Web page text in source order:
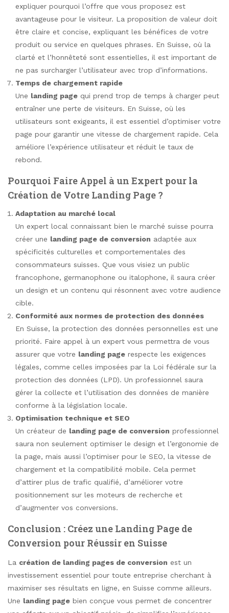
expliquer pourquoi l’offre que vous proposez est
avantageuse pour le visiteur. La proposition de valeur doit
être claire et concise, expliquant les bénéfices de votre
produit ou service en quelques phrases. En Suisse, où la
clarté et l’honnêteté sont essentielles, il est important de
ne pas surcharger l’utilisateur avec trop d’informations.
Temps de chargement rapide
Une landing page qui prend trop de temps à charger peut
entraîner une perte de visiteurs. En Suisse, où les
utilisateurs sont exigeants, il est essentiel d’optimiser votre
page pour garantir une vitesse de chargement rapide. Cela
améliore l’expérience utilisateur et réduit le taux de
rebond.
Pourquoi Faire Appel à un Expert pour la
Création de Votre Landing Page ?
Adaptation au marché local
Un expert local connaissant bien le marché suisse pourra
créer une landing page de conversion adaptée aux
spécificités culturelles et comportementales des
consommateurs suisses. Que vous visiez un public
francophone, germanophone ou italophone, il saura créer
un design et un contenu qui résonnent avec votre audience
cible.
Conformité aux normes de protection des données
En Suisse, la protection des données personnelles est une
priorité. Faire appel à un expert vous permettra de vous
assurer que votre landing page respecte les exigences
légales, comme celles imposées par la Loi fédérale sur la
protection des données (LPD). Un professionnel saura
gérer la collecte et l’utilisation des données de manière
conforme à la législation locale.
Optimisation technique et SEO
Un créateur de landing page de conversion professionnel
saura non seulement optimiser le design et l’ergonomie de
la page, mais aussi l’optimiser pour le SEO, la vitesse de
chargement et la compatibilité mobile. Cela permet
d’attirer plus de trafic qualifié, d’améliorer votre
positionnement sur les moteurs de recherche et
d’augmenter vos conversions.
Conclusion : Créez une Landing Page de
Conversion pour Réussir en Suisse
La création de landing pages de conversion est un
investissement essentiel pour toute entreprise cherchant à
maximiser ses résultats en ligne, en Suisse comme ailleurs.
Une landing page bien conçue vous permet de concentrer